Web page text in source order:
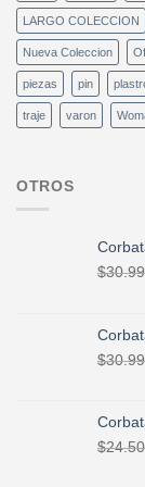
LARGO COLECCION
Nueva Coleccion
piezas pin
traje varon
OTROS
$
$
$